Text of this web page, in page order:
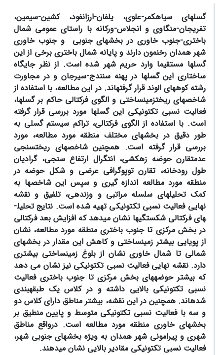
گسل­های سیاه­کمر-علوی، یلفان-ارزانفود، کشین-سیمین،
تفریجان-منگاوی و انجلاس-ورکانه با راستای عمومی شمال
باختری-جنوب خاوری در بخش­های جنوبی و جنوب خاوری
شهر همدان رخنمون دارند و پایانه شمال باختری برخی از این
گسل­ها مستقیما وارد حریم شهر شده است. از نظر جایگاه
ساختاری این گسل­ها در پهنه سنندج-سیرجان و در مجاورت
رشته کوه­های الوند قرار گرفته­اند. در این مطالعه، با استفاده از
شاخص­های ریخت­زمین­ساختی و الگوی فرکتالی حاکم بر گسل­ها،
فعالیت نسبی تکتونیکی این گسل­ها مورد بررسی قرار گرفته
است. با استفاده از الگوی فرکتالی، تراکم سیستم گسلی به
طور دقیق در بخش­های مختلف منطقه مورد مطالعه، مورد
بررسی قرار گرفته است. همچنین شاخص­های ریخت­سنجی
عدم­تقارن حوضه زهکشی، انتگرال ارتفاع­ سنجی، گرادیان
طول­ رودخانه، تقارن توپوگرافی عرضی و شکل حوضه در
منطقه مورد مطالعه اندازه گیری و سپس این شاخص­ها به
کمک تحلیل­های سلسله مراتبی و وزن­دهی، تلفیق و نقشه
نهایی فعالیت نسبی تکتونیکی تهیه شده است. نتایج تحلیل­
های فرکتالی شکستگی­ها نشان می­دهد که افزایش بعد فرکتالی
در بخش مرکزی تا جنوب باختری منطقه مورد مطالعه، نشان
از پویایی بیشتر زمین­ساختی و کاهش این مقدار در بخش­های
شمالی تا شمال خاوری نشان از بلوغ زمین­ساختی بیشتری
دارد. نقشه نهایی فعالیت نسبی تکتونیکی نیز نشان می دهد
که بیشتر حوضه­های بخش مرکزی تا جنوب باختری فعالیت
نسبی تکتونیکی بالایی داشته و در کلاس یک طبقه­بندی
شده­اند. همچنین در این نقشه، بیشتر مناطق دارای کلاس دو
و سه با فعالیت نسبی تکتونیکی متوسط و پایین منطیق بر
بخش­های خاوری منطقه مورد مطالعه است. درواقع مناطق
شهری و پیرامونی شهر همدان به ویژه بخش­های جنوبی شهر،
فعالیت نسبی تکتونیکی مقادیر بالایی نشان میدهند.